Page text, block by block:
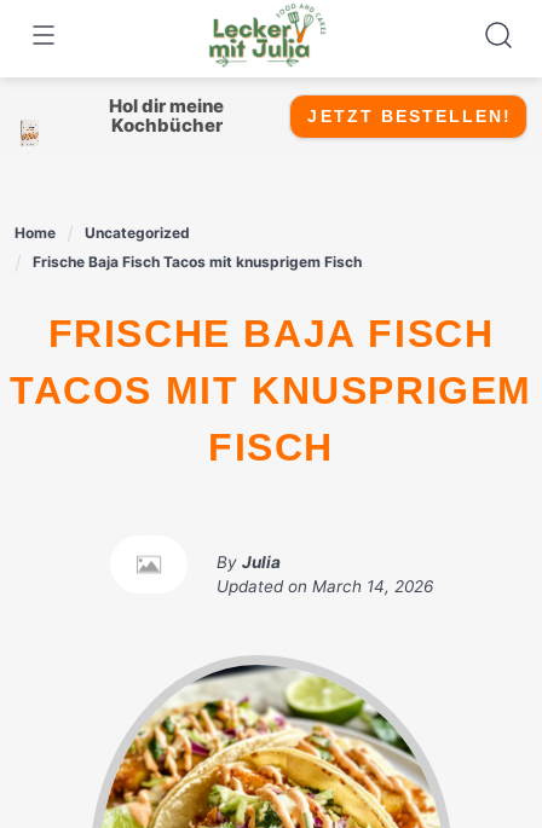
content
Hol dir meine
Kochbücher
JETZT BESTELLEN!
Home
Uncategorized
Frische Baja Fisch Tacos mit knusprigem Fisch
FRISCHE BAJA FISCH
TACOS MIT KNUSPRIGEM
FISCH
By Julia
Updated on March 14, 2026